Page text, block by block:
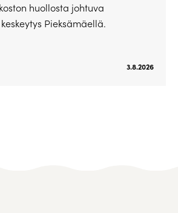
huollosta johtuva
Pieksämäellä.
3.8.2026